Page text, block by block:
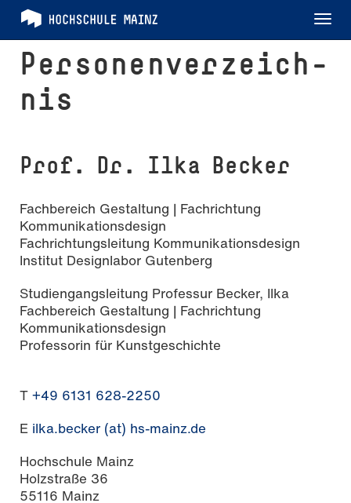
Per­so­nen­ver­zeich­
nis
Prof. Dr. Ilka Becker
Fachbereich Gestaltung | Fachrichtung
Kommunikationsdesign
Fachrichtungsleitung Kommunikationsdesign
Institut Designlabor Gutenberg
Studiengangsleitung Professur Becker, Ilka
Fachbereich Gestaltung | Fachrichtung
Kommunikationsdesign
Professorin für Kunstgeschichte
T +49 6131 628-2250
E ilka.becker (at) hs-mainz.de
Hochschule Mainz
Holzstraße 36
55116 Mainz